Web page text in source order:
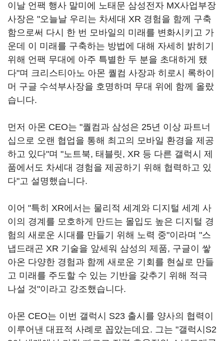
이날 언팩 행사 말미에 노태문 삼성전자 MX사업부장
사장은 "오늘날 우리는 차세대 XR 경험을 함께 구축
함으로써 다시 한 번 모바일의 미래를 변화시키고 가
운데 이 미래를 구축하는 방법에 대해 자세히 밝히기
위해 언팩 무대에 아주 특별한 두 분을 초대하게 됐
다"며 크리스티아노 아몬 퀄컴 사장과 히로시 록하이
머 구글 수석부사장을 호명하며 무대 위에 함께 올랐
습니다.
먼저 아몬 CEO는 "퀄컴과 삼성은 25년 이상 파트너
십으로 오랜 협업을 통해 최고의 모바일 환경을 제공
하고 있다"며 "노트북, 태블릿, XR 등 다른 갤럭시 제
품에서도 차세대 경험을 제공하기 위해 협력하고 있
다"고 설명했습니다.
이어 "특히 XR에서는 물리적 세계와 디지털 세계 사
이의 경계를 모호하게 만드는 몰입도 높은 디지털 경
험의 새로운 시대를 만들기 위해 노력 중"이라며 "스
냅드래곤 XR 기술을 앞세워 삼성의 제품, 구글이 쌓
아온 다양한 경험과 함께 새로운 기회를 현실로 만들
고 미래를 주도할 수 있는 기반을 갖추기 위해 적극
나설 것"이라고 강조했습니다.
아몬 CEO는 이번 갤럭시 S23 출시를 양사의 협력이
이루어낸 대표적 사례로 꼽았는데요. 그는 "갤럭시S2